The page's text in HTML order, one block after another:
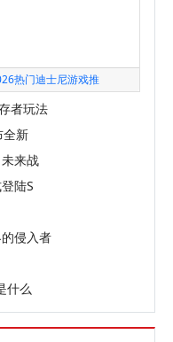
热门迪士尼游戏推
者玩法
全新
来战
陆S
侵入者
什么